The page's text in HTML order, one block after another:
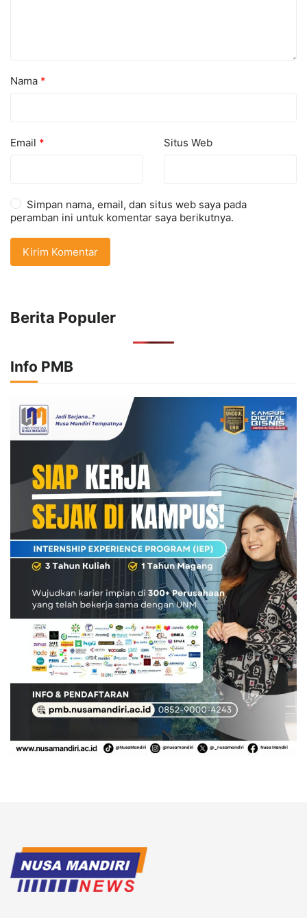
Nama *
Email * Situs Web
Simpan nama, email, dan situs web saya pada
peramban ini untuk komentar saya berikutnya.
Berita Populer
Info PMB